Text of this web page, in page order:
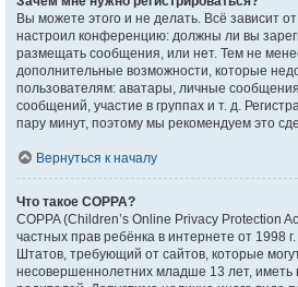
Вы можете этого и не делать. Всё зависит
настроил конференцию: должны ли вы
размещать сообщения, или нет. Тем не
дополнительные возможности, которые
пользователям: аватары, личные
сообщений, участие в группах и т. д.
пару минут, поэтому мы рекомендуем это
Вернуться к началу
Что такое COPPA?
COPPA (Children’s Online Privacy Protection
частных прав ребёнка в интернете от 1998
Штатов, требующий от сайтов, которые
несовершеннолетних младше 13 лет, иметь